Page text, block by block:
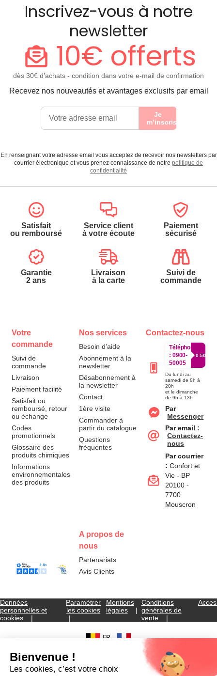
Inscrivez-vous à notre
newsletter
10€ offerts
dès 30€ d’achats - condition dans votre e-mail de confirmation
Recevez nos nouveautés et avantages exclusifs par email
Je
m’inscris
En renseignant votre adresse email vous acceptez de recevoir nos newsletters par
courrier électronique et vous prenez connaissance de notre politique de
confidentialité
Satisfait
ou remboursé
Service client
à votre écoute
Paiement
sécurisé
Garantie
2 ans
Livraison
à la carte
Suivi de
commande
Votre
commande
Suivi de
commande
Livraison
Paiement facilité
Satisfait ou
remboursé, retour
ou échange
Codes
promotionnels
Glossaire des
produits chimiques
Informations
environnementales
des produits
Nos services
Besoin d'aide
Abonnement à la
newsletter
Désabonnement à
la newsletter
Contact
1ère visite
Commander à
partir du catalogue
Questions
fréquentes
A propos de
nous
Partenariats
Avis Clients
Contactez-nous
Téléphone
: 0900-
50005
0.50€/
Du lundi au
samedi de 8h à
20h
et le dimanche
de 9h à 13h
Par
Messenger
Par email :
Contactez-
nous
Par courrier
: Confort et
Vie - BP
20100 -
7700
Mouscron
Données
personnelles et
cookies
Paramétrer
les cookies
Mentions
légales
Conditions
générales de
vente
FR